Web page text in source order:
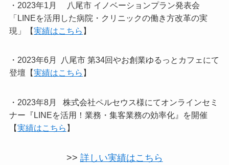
・2023年1月 八尾市 イノベーションプラン発表会
「LINEを活用した病院・クリニックの働き方改革の実
現」【実績はこちら 】
・2023年6月 八尾市 第34回やお創業ゆるっとカフェにて
登壇【実績はこちら 】
・2023年8月 株式会社ペルセウス様にてオンラインセミ
ナー『LINEを活用！業務・集客業務の効率化』を開催
【実績はこちら 】
>> 詳しい実績はこちら